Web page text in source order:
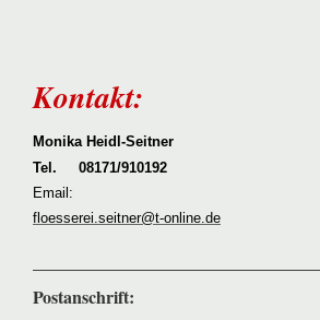
Kontakt:
Monika Heidl-Seitner
Tel. 08171/910192
Email:
floesserei.seitner@t-online.de
Postanschrift: